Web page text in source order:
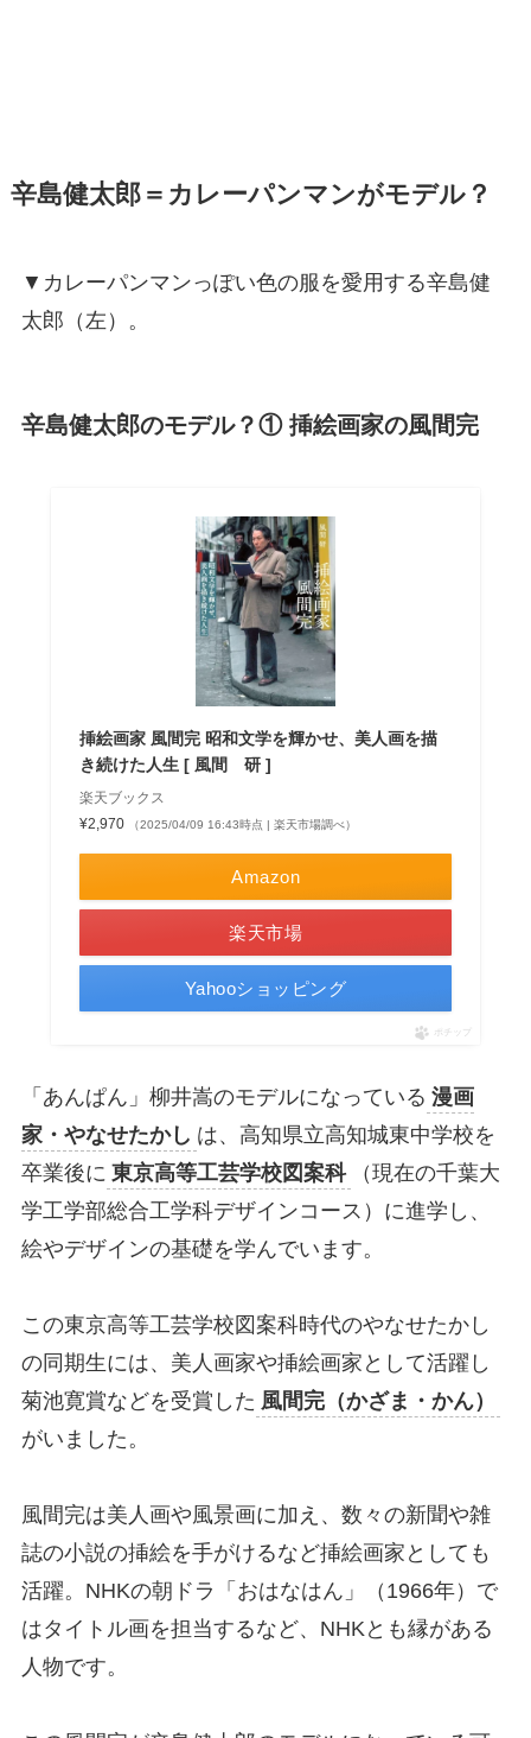
辛島健太郎＝カレーパンマンがモデル？
▼カレーパンマンっぽい色の服を愛用する辛島健
太郎（左）。
辛島健太郎のモデル？① 挿絵画家の風間完
挿絵画家 風間完 昭和文学を輝かせ、美人画を描
き続けた人生 [ 風間 研 ]
楽天ブックス
¥2,970
（2025/04/09 16:43時点 | 楽天市場調べ）
Amazon
楽天市場
Yahooショッピング
ポチップ
「あんぱん」柳井嵩のモデルになっている 漫画
家・やなせたかし は、高知県立高知城東中学校を
卒業後に 東京高等工芸学校図案科
（現在の千葉大
学工学部総合工学科デザインコース）に進学し、
絵やデザインの基礎を学んでいます。
この東京高等工芸学校図案科時代のやなせたかし
の同期生には、美人画家や挿絵画家として活躍し
菊池寛賞などを受賞した 風間完（かざま・かん）
がいました。
風間完は美人画や風景画に加え、数々の新聞や雑
誌の小説の挿絵を手がけるなど挿絵画家としても
活躍。NHKの朝ドラ「おはなはん」（1966年）で
はタイトル画を担当するなど、NHKとも縁がある
人物です。